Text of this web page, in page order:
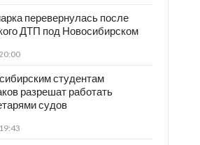
перевернулась после
ДТП под Новосибирском
студентам
разрешат работать
судов